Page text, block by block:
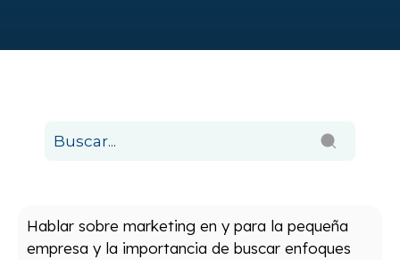
Hablar sobre marketing en y para la pequeña
empresa y la importancia de buscar enfoques